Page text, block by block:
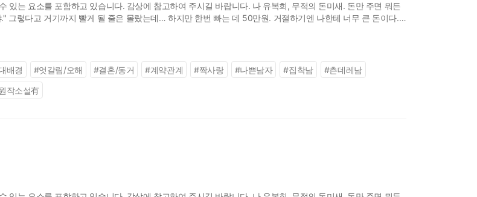
있는 요소를 포함하고 있습니다. 감상에 참고하여 주시길 바랍니다. 나 유복희, 무적의 돈미새. 돈만 주면 뭐든
그렇다고 거기까지 빨게 될 줄은 몰랐는데… 하지만 한번 빠는 데 50만원. 거절하기엔 나한테 너무 큰 돈이다.
사장님!!
배경 #엇갈림/오해 #결혼/동거 #계약관계 #짝사랑 #나쁜남자 #집착남 #츤데레남
작소설有